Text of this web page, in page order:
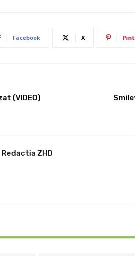
Facebook X
(VIDEO)
Redactia ZHD